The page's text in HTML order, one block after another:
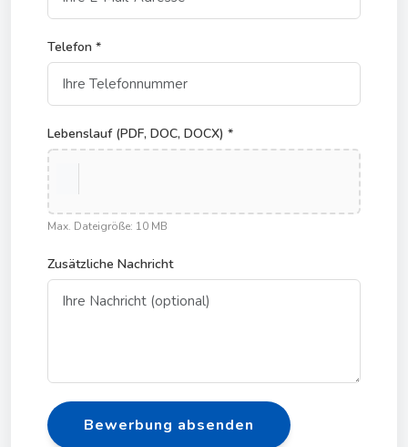
Telefon *
Lebenslauf (PDF, DOC, DOCX) *
Max. Dateigröße: 10 MB
Zusätzliche Nachricht
Bewerbung absenden